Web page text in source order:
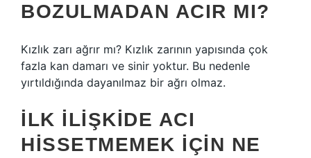
BOZULMADAN ACIR MI?
Kızlık zarı ağrır mı? Kızlık zarının yapısında çok
fazla kan damarı ve sinir yoktur. Bu nedenle
yırtıldığında dayanılmaz bir ağrı olmaz.
İLK ILIŞKIDE ACI
HISSETMEMEK IÇIN NE